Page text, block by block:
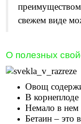
преимуществом
свежем виде
О полезных
Овощ
В
Немало в
Бетаин – это